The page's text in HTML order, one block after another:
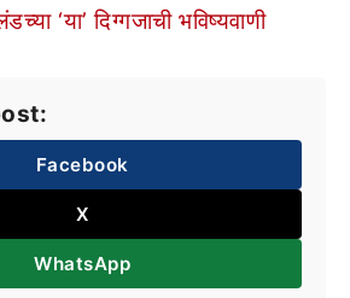
‘या’ दिग्गजाची भविष्यवाणी
Facebook
X
WhatsApp